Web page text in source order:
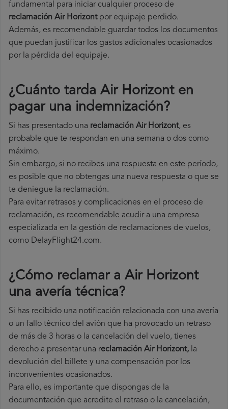
fundamental para iniciar cualquier proceso de
reclamación Air Horizontpor equipaje perdido.
Además, es recomendable guardar todos los documentos
que puedan justificar los gastos adicionales ocasionados
por la pérdida del equipaje.
¿Cuánto tarda Air Horizont en
pagar una indemnización?
Si has presentado una reclamación Air Horizont, es
probable que te respondan en una semana o dos como
máximo.
Sin embargo, si no recibes una respuesta en este período,
es posible que no obtengas una nueva respuesta o que se
te deniegue la reclamación.
Para evitar retrasos y complicaciones en el proceso de
reclamación, es recomendable acudir a una empresa
especializada en la gestión de reclamaciones de vuelos,
como DelayFlight24.com.
¿Cómo reclamar a Air Horizont
una avería técnica?
Si has recibido una notificación relacionada con una avería
o un fallo técnico del avión que ha provocado un retraso
de más de 3 horas o la cancelación del vuelo, tienes
derecho a presentar una reclamación Air Horizont, la
devolución del billete y una compensación por los
inconvenientes ocasionados.
Para ello, es importante que dispongas de la
documentación que acredite el retraso o la cancelación,